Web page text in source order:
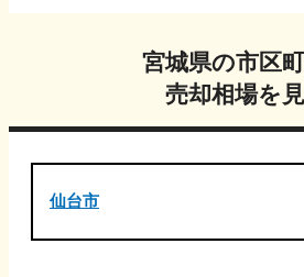
宮城県の市区
売却相場を
仙台市